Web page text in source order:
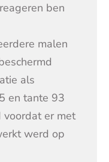
ben
malen
als
en tante 93
voordat er met
werd op